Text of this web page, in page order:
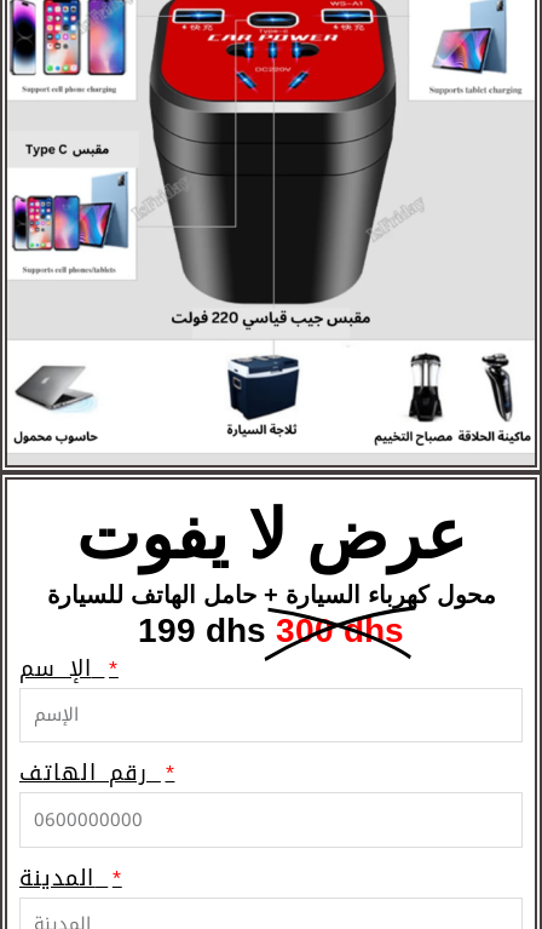
عرض لا يفوت
محول كهرباء السيارة + حامل الهاتف للسيارة
199 dhs 300 dhs
الإ سم
رقم الهاتف
المدينة